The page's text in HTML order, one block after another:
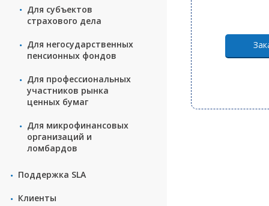
Для субъектов
страхового дела
Для негосударственных
пенсионных фондов
Для профессиональных
участников рынка
ценных бумаг
Для микрофинансовых
организаций и
ломбардов
Поддержка SLA
Клиенты